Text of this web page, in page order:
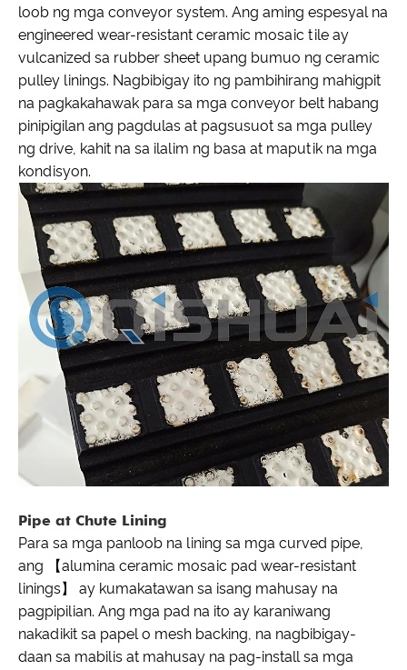
loob ng mga conveyor system. Ang aming espesyal na
engineered wear-resistant ceramic mosaic tile ay
vulcanized sa rubber sheet upang bumuo ng ceramic
pulley linings. Nagbibigay ito ng pambihirang mahigpit
na pagkakahawak para sa mga conveyor belt habang
pinipigilan ang pagdulas at pagsusuot sa mga pulley
ng drive, kahit na sa ilalim ng basa at maputik na mga
kondisyon.
Pipe at Chute Lining
Para sa mga panloob na lining sa mga curved pipe,
ang 【alumina ceramic mosaic pad wear-resistant
linings】 ay kumakatawan sa isang mahusay na
pagpipilian. Ang mga pad na ito ay karaniwang
nakadikit sa papel o mesh backing, na nagbibigay-
daan sa mabilis at mahusay na pag-install sa mga